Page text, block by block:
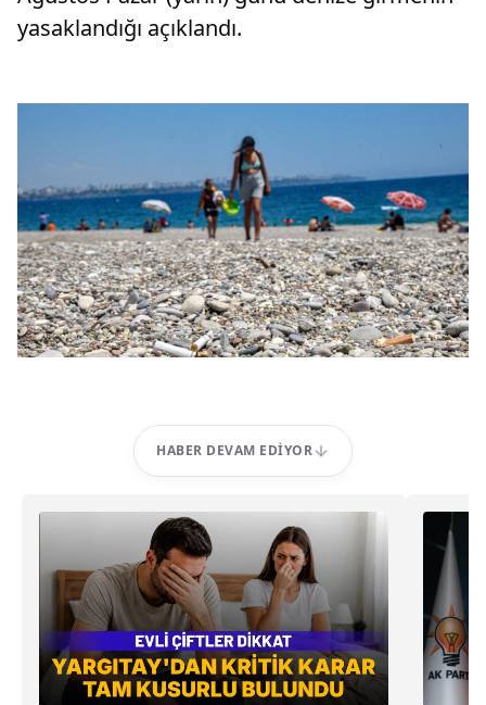
yasaklandığı açıklandı.
HABER DEVAM EDIYOR